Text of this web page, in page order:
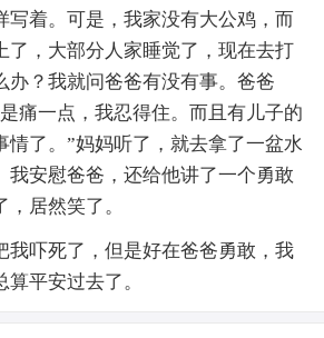
写着。可是，我家没有大公鸡，而
了，大部分人家睡觉了，现在去打
办？我就问爸爸有没有事。爸爸
痛一点，我忍得住。而且有儿子的
情了。”妈妈听了，就去拿了一盆水
我安慰爸爸，还给他讲了一个勇敢
居然笑了。
我吓死了，但是好在爸爸勇敢，我
平安过去了。